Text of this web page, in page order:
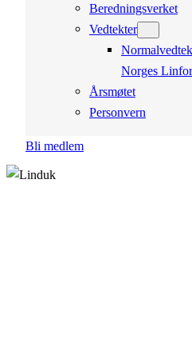
Beredningsverket
Vedtekter
Norges
Årsmøtet
Personvern
Bli medlem